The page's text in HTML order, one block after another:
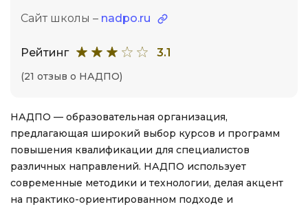
Сайт школы – nadpo.ru
Рейтинг 3.1
(21 отзыв о НАДПО)
НАДПО — образовательная организация,
предлагающая широкий выбор курсов и программ
повышения квалификации для специалистов
различных направлений. НАДПО использует
современные методики и технологии, делая акцент
на практико-ориентированном подходе и